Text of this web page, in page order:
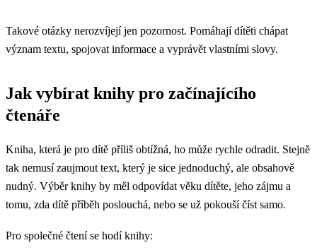
Takové otázky nerozvíjejí jen pozornost. Pomáhají dítěti chápat
význam textu, spojovat informace a vyprávět vlastními slovy.
Jak vybírat knihy pro začínajícího
čtenáře
Kniha, která je pro dítě příliš obtížná, ho může rychle odradit. Stejně
tak nemusí zaujmout text, který je sice jednoduchý, ale obsahově
nudný. Výběr knihy by měl odpovídat věku dítěte, jeho zájmu a
tomu, zda dítě příběh poslouchá, nebo se už pokouší číst samo.
Pro společné čtení se hodí knihy: